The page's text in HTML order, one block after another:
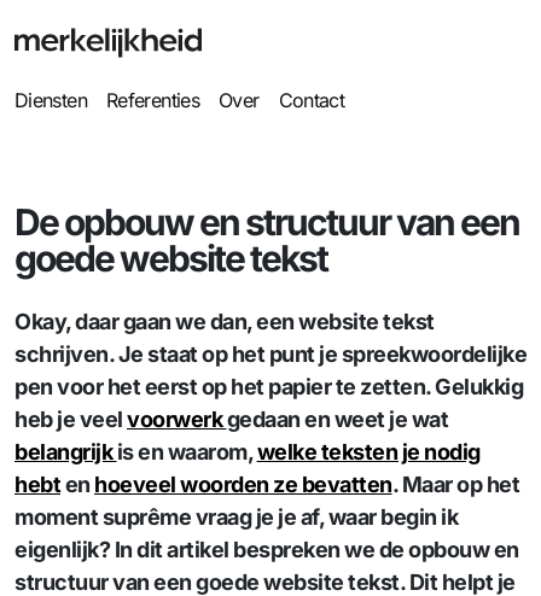
Diensten Referenties Over Contact
De opbouw en structuur van een
goede website tekst
Okay, daar gaan we dan, een website tekst
schrijven. Je staat op het punt je spreekwoordelijke
pen voor het eerst op het papier te zetten. Gelukkig
heb je veelvoorwerkgedaan en weet je wat
belangrijkis en waarom,welke teksten je nodig
hebten hoeveel woorden ze bevatten. Maar op het
moment suprême vraag je je af, waar begin ik
eigenlijk? In dit artikel bespreken we de opbouw en
structuur van een goede website tekst. Dit helpt je